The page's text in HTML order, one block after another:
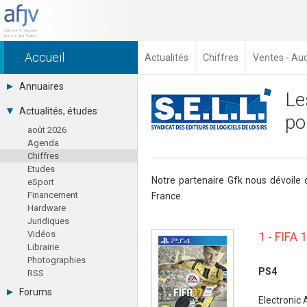
Accueil Actualités Chiffres Ventes -
Annuaires
Toutes les sociétés (691)
Studios (418)
Editeurs (49)
Distributeurs (16)
Hard. / Accessoires (10)
Middlewares (15)
Prestataires (99)
Assoc. / Syndicats (21)
Formations / Ecoles (46)
Presse spécialisée (17)
Actualités, études
août 2026
Agenda
Chiffres
Etudes
eSport
Financement
Hardware
Juridiques
Vidéos
Librairie
Photographies
RSS
Forums
Notre partenaire Gfk nous
France.
1 - FIFA
PS4
Electronic